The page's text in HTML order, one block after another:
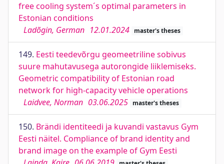
free cooling system´s optimal parameters in
Estonian conditions
Ladõgin, German 12.01.2024 master's theses
149. Eesti teedevõrgu geomeetriline sobivus
suure mahutavusega autorongide liiklemiseks.
Geometric compatibility of Estonian road
network for high-capacity vehicle operations
Laidvee, Norman 03.06.2025 master's theses
150. Brändi identiteedi ja kuvandi vastavus Gym
Eesti näitel. Compliance of brand identity and
brand image on the example of Gym Eesti